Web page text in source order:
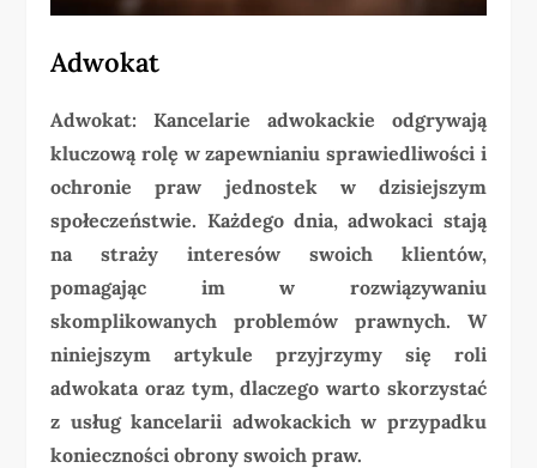
Adwokat
Adwokat: Kancelarie adwokackie odgrywają
kluczową rolę w zapewnianiu sprawiedliwości i
ochronie praw jednostek w dzisiejszym
społeczeństwie. Każdego dnia, adwokaci stają
na straży interesów swoich klientów,
pomagając im w rozwiązywaniu
skomplikowanych problemów prawnych. W
niniejszym artykule przyjrzymy się roli
adwokata oraz tym, dlaczego warto skorzystać
z usług kancelarii adwokackich w przypadku
konieczności obrony swoich praw.